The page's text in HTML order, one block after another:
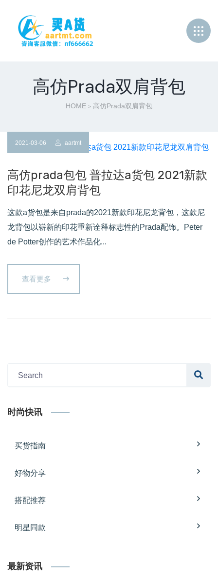
高仿Prada双肩背包
HOME > 高仿Prada双肩背包
2021-03-06 aartmt
高仿prada包包 普拉达a货包 2021新款
印花尼龙双肩背包
这款a货包是来自prada的2021新款印花尼龙背包，这款尼
龙背包以崭新的印花重新诠释标志性的Prada配饰。Peter
de Potter创作的艺术作品化...
查看更多
时尚快讯
买货指南
好物分享
搭配推荐
明星同款
最新资讯